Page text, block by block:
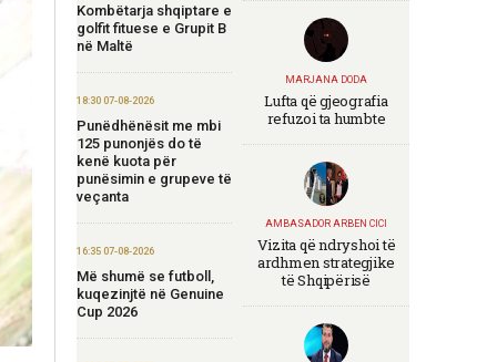
Kombëtarja shqiptare e
golfit fituese e Grupit B
në Maltë
18:30 07-08-2026
Punëdhënësit me mbi
125 punonjës do të
kenë kuota për
punësimin e grupeve të
veçanta
16:35 07-08-2026
Më shumë se futboll,
kuqezinjtë në Genuine
Cup 2026
MARJANA DODA
Lufta që gjeografia
refuzoi ta humbte
AMBASADOR ARBEN CICI
Vizita që ndryshoi të
ardhmen strategjike
të Shqipërisë